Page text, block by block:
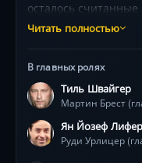
осталось
напоследок увидеть
денег мафии.
бандиты. Их путь к
ограблениями,
трогательными
матери «кадиллак»,
Читать полностью
В главных ролях
Тиль Швайгер
Мартин Брест
Ян Йозеф
Руди Урлицер